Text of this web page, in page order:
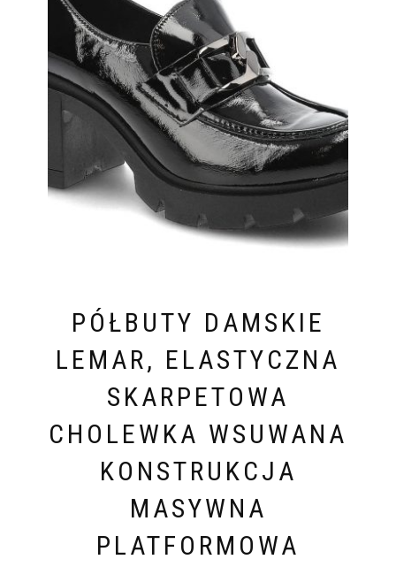
PÓŁBUTY DAMSKIE
LEMAR, ELASTYCZNA
SKARPETOWA
CHOLEWKA WSUWANA
KONSTRUKCJA
MASYWNA
PLATFORMOWA